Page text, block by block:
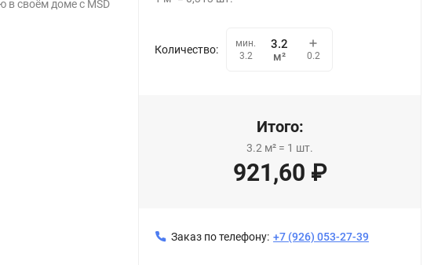
в своём доме с MSD
Количество:
мин.
3.2
м² 0.2
Итого:
3.2 м² = 1 шт.
921,60 ₽
Заказ по телефону: +7 (926) 053-27-39